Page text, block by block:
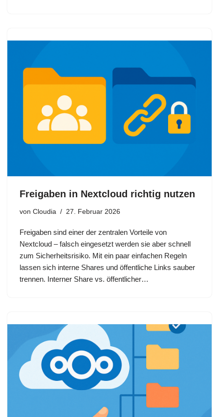
Freigaben in Nextcloud richtig nutzen
von Cloudia 27. Februar 2026
Freigaben sind einer der zentralen Vorteile von
Nextcloud – falsch eingesetzt werden sie aber schnell
zum Sicherheitsrisiko. Mit ein paar einfachen Regeln
lassen sich interne Shares und öffentliche Links sauber
trennen.​ Interner Share vs. öffentlicher…